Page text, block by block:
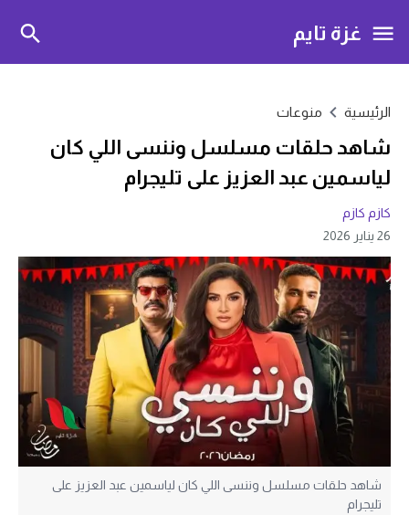
غزة تايم
الرئيسية منوعات
شاهد حلقات مسلسل وننسى اللي كان
لياسمين عبد العزيز على تليجرام
كازم كازم
26 يناير 2026
شاهد حلقات مسلسل وننسى اللي كان لياسمين عبد العزيز على
تليجرام